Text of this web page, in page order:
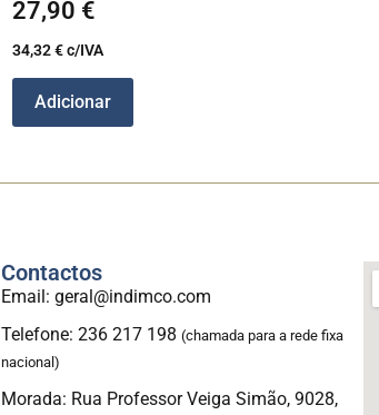
27,90 €
34,32€c/IVA
Adicionar
Contactos
Email: geral@indimco.com
Telefone: 236 217 198 (chamada para a rede fixa
nacional)
Morada: Rua Professor Veiga Simão, 9028,